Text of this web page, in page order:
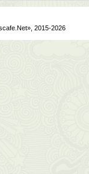
2015-2026